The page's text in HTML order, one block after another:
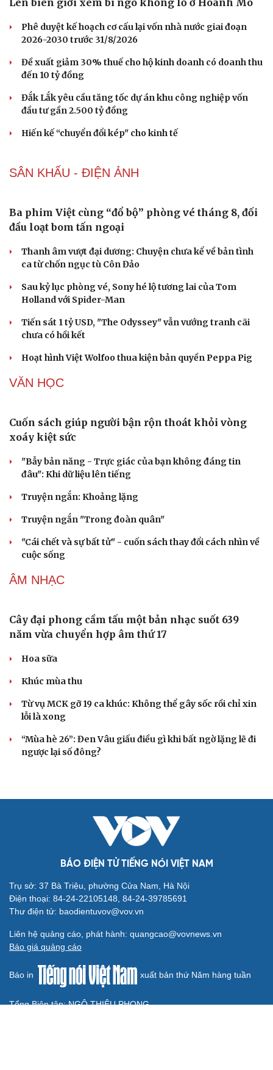
Lên biên giới xem bí ngô khổng lồ ở Hoành Mô
Phê duyệt kế hoạch cơ cấu lại vốn nhà nước giai đoạn
2026-2030 trước 31/8/2026
Đề xuất giảm 30% thuế cho hộ kinh doanh có doanh thu
đến 10 tỷ đồng
Đắk Lắk yêu cầu tăng tốc dự án khu công nghiệp vốn
đầu tư gần 2.500 tỷ đồng
Hiến kế “chuyển đổi kép" cho kinh tế
SÂN KHẤU - ĐIỆN ẢNH
đầu loạt bom tấn ngoại
Thanh âm vượt đại dương: Chuyện chưa kể về bản tình
Sau kỷ lục phòng vé, Sony hé lộ tương lai của Tom
Holland với Spider-Man
Tiến sát 1 tỷ USD, "The Odyssey" vẫn vướng tranh cãi
chưa có hồi kết
Hoạt hình Việt Wolfoo thua kiện bản quyền Peppa Pig
VĂN HỌC
Cuốn sách giúp người bận rộn thoát khỏi vòng
Truyện ngắn: Khoảng lặng
cuộc sống
ÂM NHẠC
Cây đại phong cầm tấu một bản nhạc suốt 639
Từ vụ MCK gỡ 19 ca khúc: Không thể gây sốc rồi chỉ xin
“Mùa hè 26”: Đen Vâu giấu điều gì khi bất ngờ lặng lẽ đi
ngược lại số đông?